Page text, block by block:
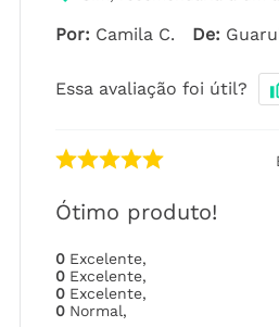
Por: Camila C. De:
Essa avaliação foi útil?
Ótimo produto!
0 Excelente,
0 Excelente,
0 Excelente,
0 Normal,